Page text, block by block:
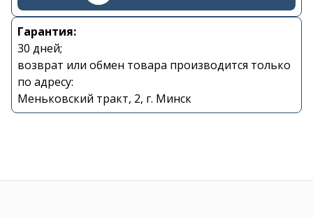
Гарантия:
30 дней;
возврат или обмен товара производится только
по адресу:
Меньковский тракт, 2, г. Минск
shupik21@bk.ru